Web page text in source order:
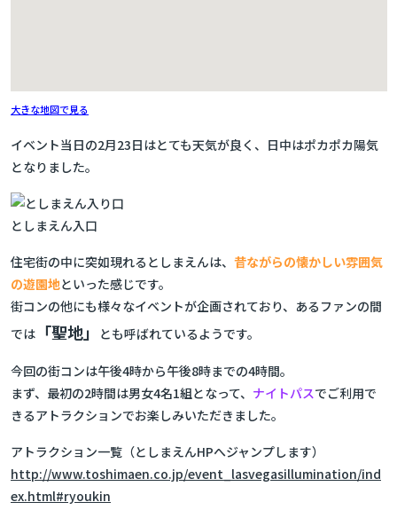
大きな地図で見る
イベント当日の2月23日はとても天気が良く、日中はポカポカ陽気
となりました。
としまえん入口
住宅街の中に突如現れるとしまえんは、 昔ながらの懐かしい雰囲気
の遊園地といった感じです。
街コンの他にも様々なイベントが企画されており、あるファンの間
では 「聖地」 とも呼ばれているようです。
今回の街コンは午後4時から午後8時までの4時間。
まず、最初の2時間は男女4名1組となって、 ナイトパスでご利用で
きるアトラクションでお楽しみいただきました。
アトラクション一覧（としまえんHPへジャンプします）
http://www.toshimaen.co.jp/event_lasvegasillumination/ind
ex.html#ryoukin